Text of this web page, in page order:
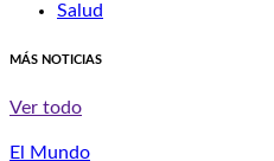
Salud
MÁS NOTICIAS
Ver todo
El Mundo